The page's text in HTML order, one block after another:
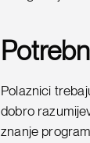
Polaznici
dobro
znanje